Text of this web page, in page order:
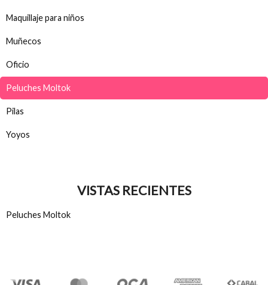
Maquillaje para niños
Muñecos
Oficio
Peluches Moltok
Pilas
Yoyos
VISTAS RECIENTES
Peluches Moltok